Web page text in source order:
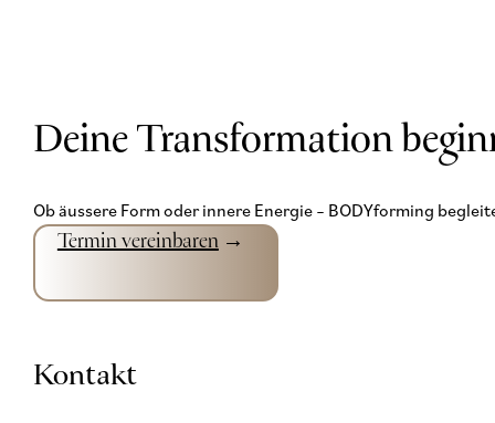
Deine Transformation
Ob äussere Form oder innere Energie – BODYforming
Termin vereinbaren
Kontakt